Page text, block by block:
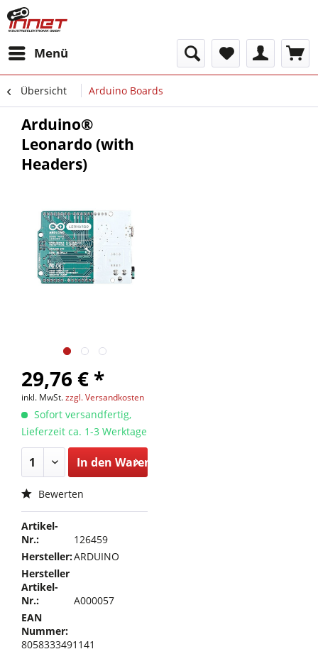
Menü
Übersicht Arduino Boards
Arduino®
Leonardo (with
Headers)
29,76 € *
inkl. MwSt.zzgl. Versandkosten
Sofort versandfertig,
Lieferzeit ca. 1-3 Werktage
In den Warenkorb
Bewerten
Artikel-
Nr.:
126459
Hersteller:ARDUINO
Hersteller
Artikel-
Nr.:
A000057
EAN
Nummer:
8058333491141